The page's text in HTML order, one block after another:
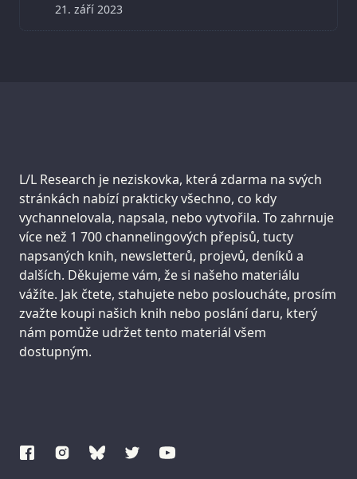
21. září 2023
Support us:
L/L Research je neziskovka, která zdarma na svých
stránkách nabízí prakticky všechno, co kdy
vychannelovala, napsala, nebo vytvořila. To zahrnuje
více než 1 700 channelingových přepisů, tucty
napsaných knih, newsletterů, projevů, deníků a
dalších. Děkujeme vám, že si našeho materiálu
vážíte. Jak čtete, stahujete nebo posloucháte, prosím
zvažte koupi našich knih nebo poslání daru, který
nám pomůže udržet tento materiál všem
dostupným.